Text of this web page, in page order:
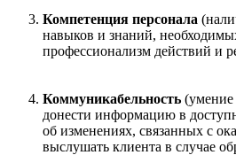
Компетенция персонала
навыков и знаний,
профессионализм действий и
Коммуникабельность (умение
донести информацию в
об изменениях, связанных с
выслушать клиента в случае